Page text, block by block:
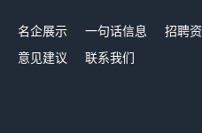
名企展示 一句话信息 招聘
意见建议 联系我们